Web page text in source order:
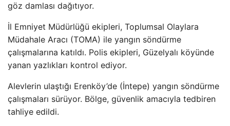
göz damlası dağıtıyor.
İl Emniyet Müdürlüğü ekipleri, Toplumsal Olaylara
Müdahale Aracı (TOMA) ile yangın söndürme
çalışmalarına katıldı. Polis ekipleri, Güzelyalı köyünde
yanan yazlıkları kontrol ediyor.
Alevlerin ulaştığı Erenköy’de (İntepe) yangın söndürme
çalışmaları sürüyor. Bölge, güvenlik amacıyla tedbiren
tahliye edildi.